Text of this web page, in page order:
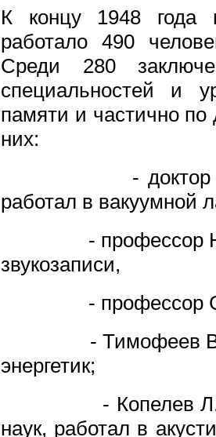
К концу 1948 года
работало 490
Среди 280
специальностей и
памяти и частично
них:
- доктор
работал в вакуумной
- профессор
звукозаписи,
- профессор
- Тимофеев В.А. -
энергетик;
- Копелев Л.З.-
наук, работал в